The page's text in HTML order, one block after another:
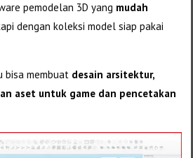
pemodelan 3D yang mudah
dengan koleksi model siap pakai
bisa membuat desain arsitektur,
aset untuk game dan pencetakan